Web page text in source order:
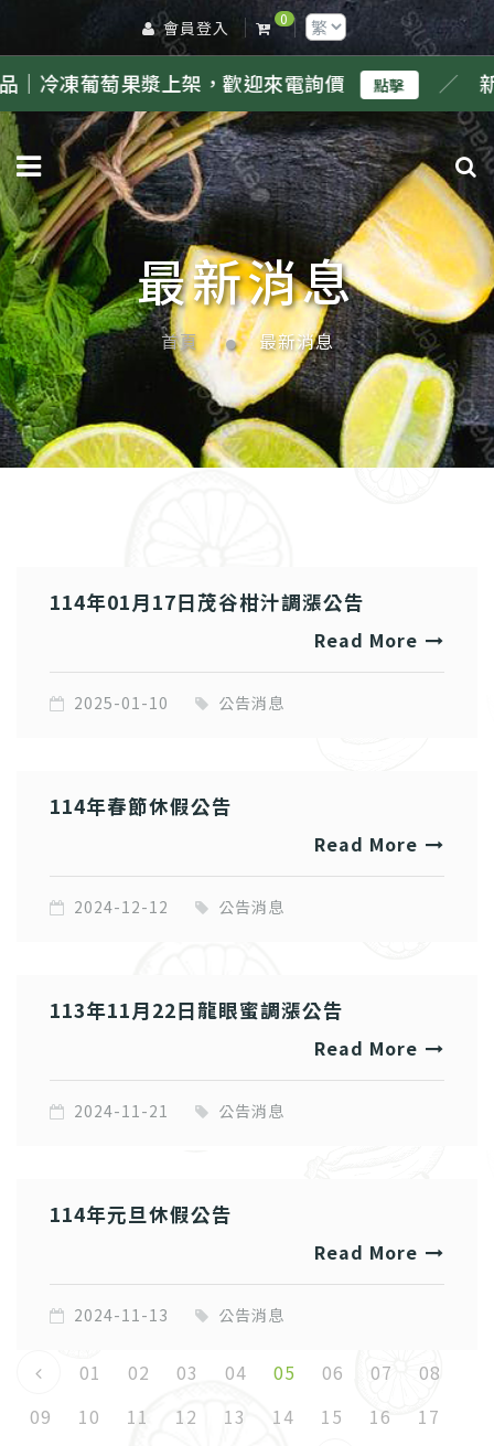
會員登入 0
果漿上架，歡迎來電詢價 點擊 ／ 新品｜冷凍
最新消息
首頁 最新消息
114年01月17日茂谷柑汁調漲公告
Read More
2025-01-10 公告消息
114年春節休假公告
Read More
2024-12-12 公告消息
113年11月22日龍眼蜜調漲公告
Read More
2024-11-21 公告消息
114年元旦休假公告
Read More
2024-11-13 公告消息
01 02 03 04 05 06 07
08
09
10 11 12 13 14 15 16
17